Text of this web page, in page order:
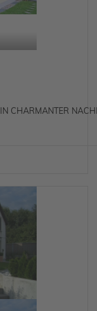
CHARMANTER